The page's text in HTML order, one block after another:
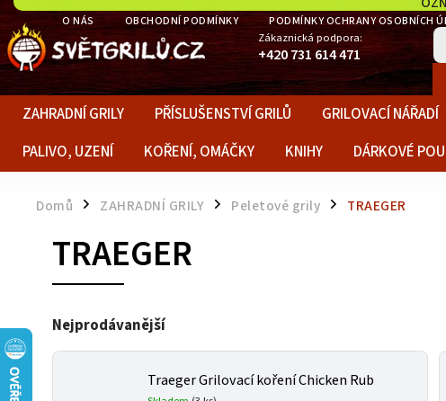
O NÁS OBCHODNÍ PODMÍNKY PODMÍNKY OCHRANY OSOBNÍCH
Zákaznická podpora:
+420 731 614 471
ZAHRADNÍ GRILY PŘÍSLUŠENSTVÍ GRILŮ GRILOVACÍ NÁŘADÍ
PALIVO, UZENÍ
KOŘENÍ, OMÁČKY KNIHY DÁRKOVÉ
Domů / ZAHRADNÍ GRILY / Peletové grily / TRAEGER
TRAEGER
Nejprodávanější
Traeger Grilovací koření Chicken Rub